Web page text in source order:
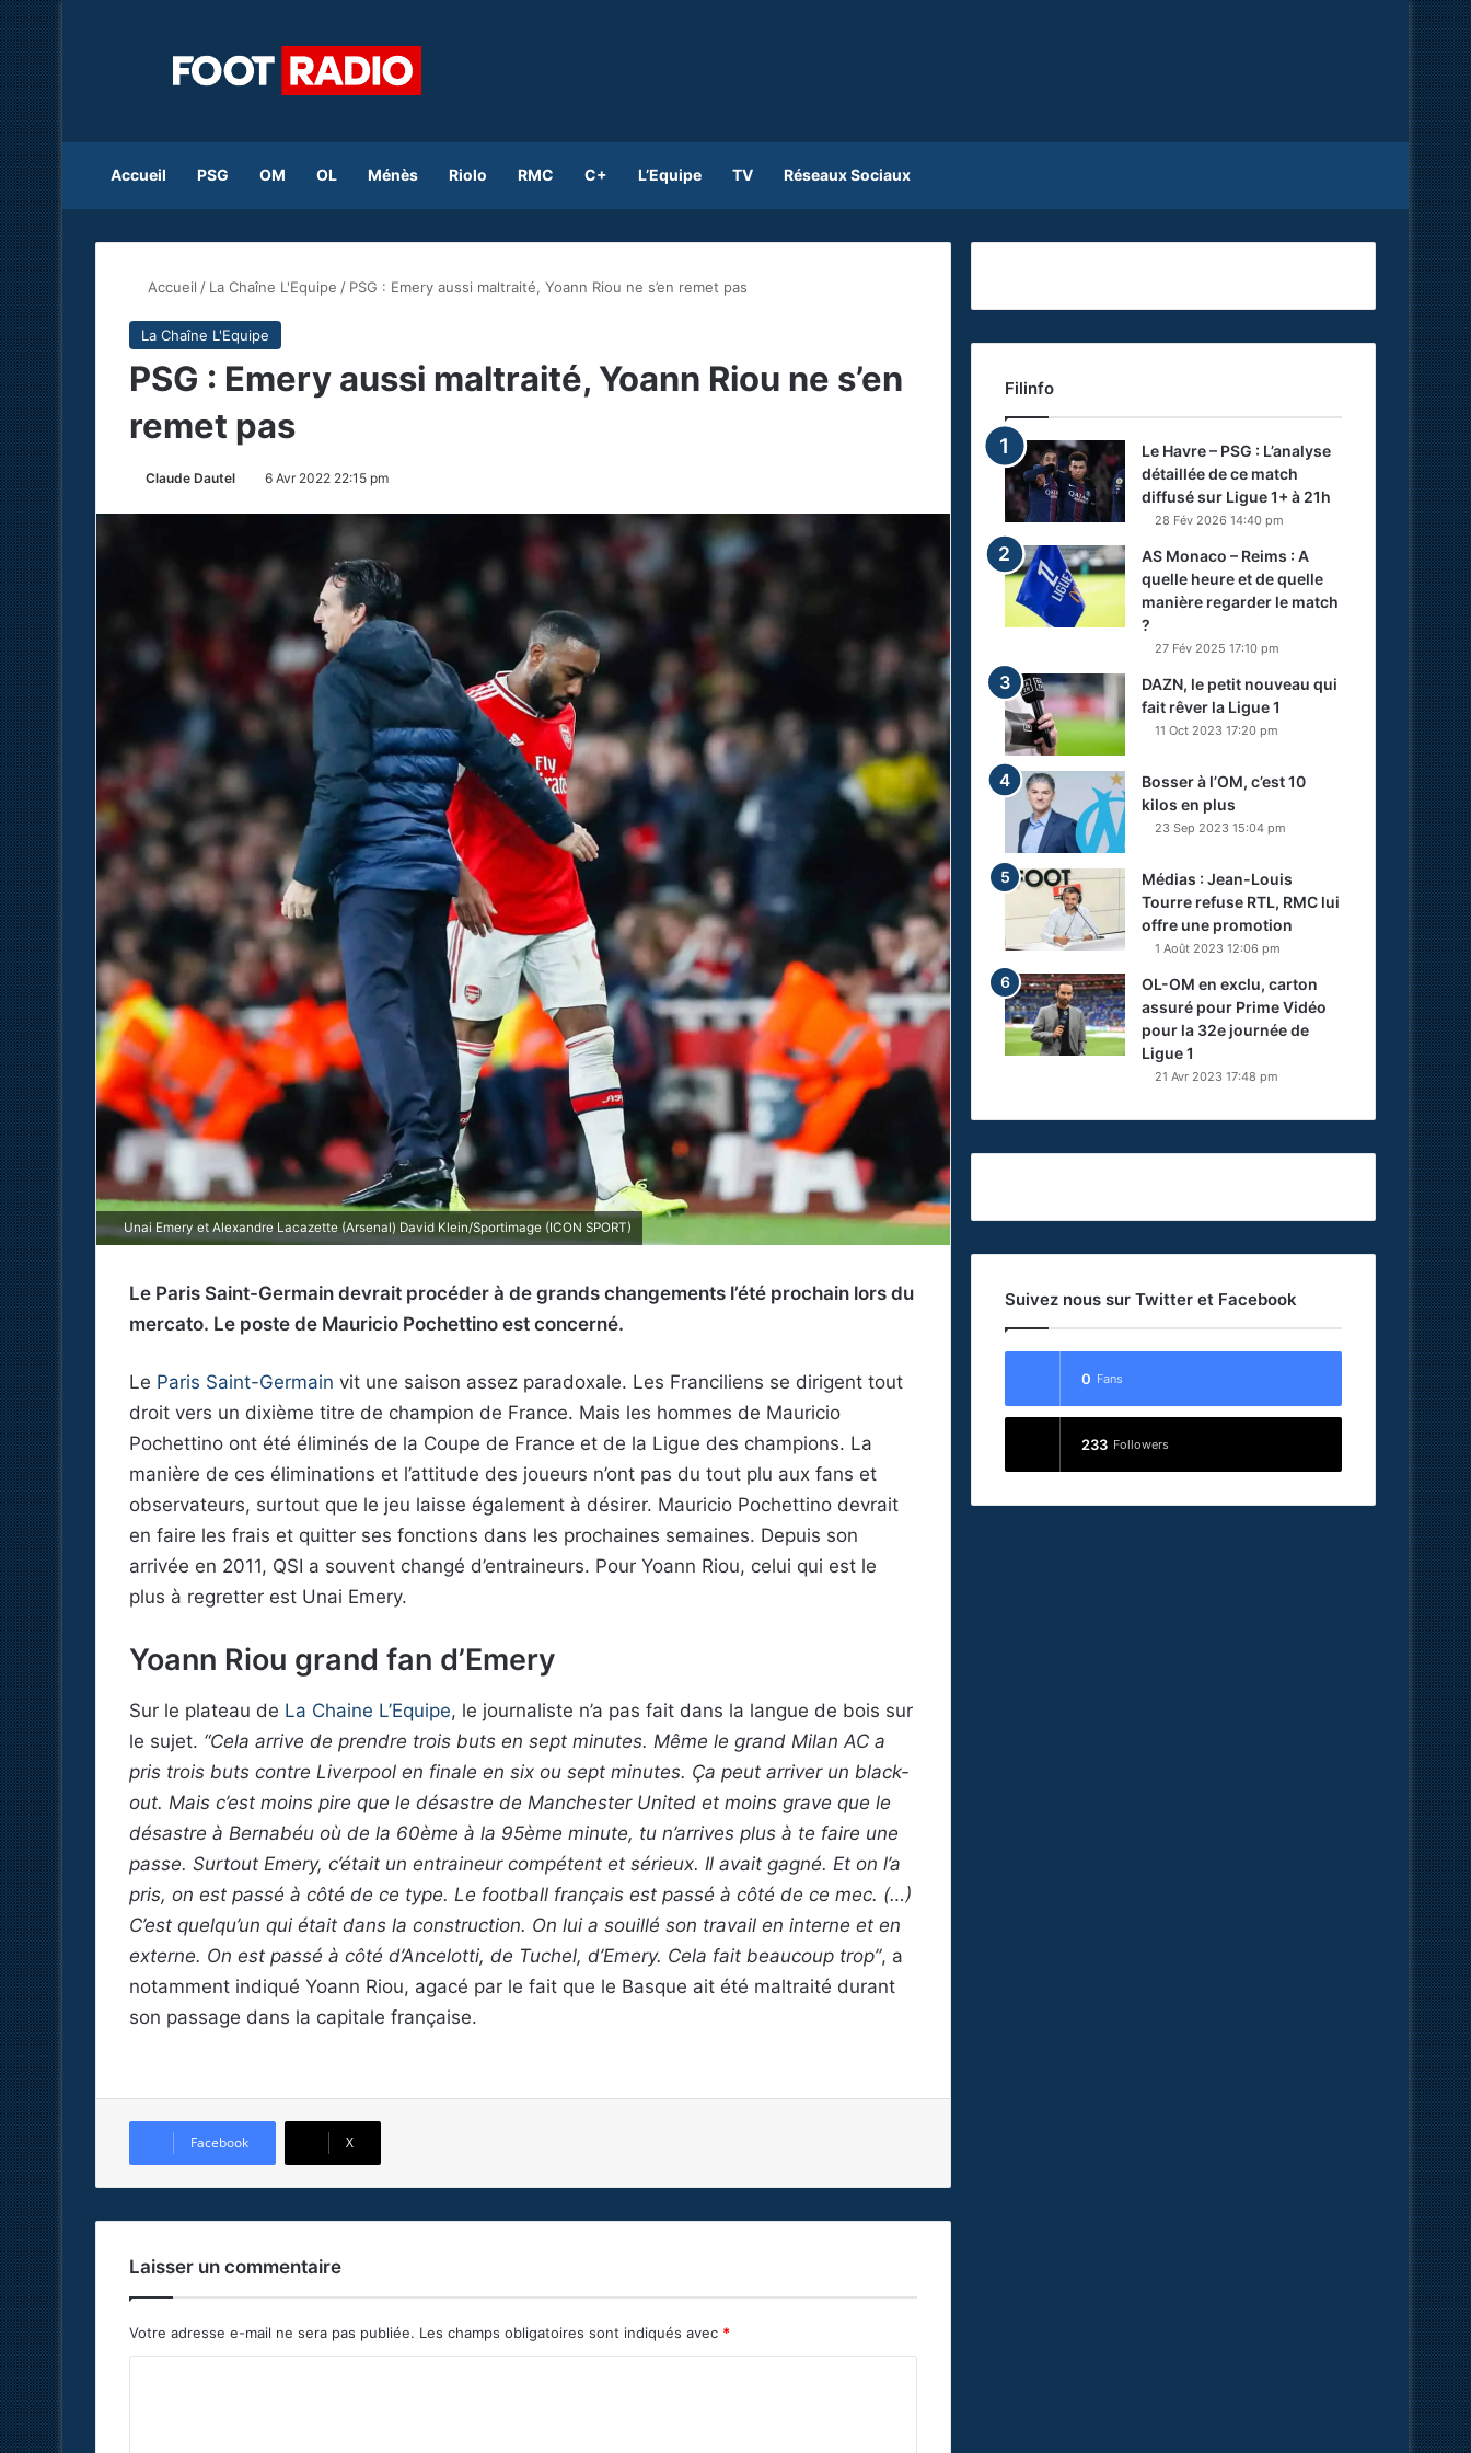
Accueil PSG OM OL Ménès Riolo RMC C+ L’Equipe TV Réseaux Sociaux
Accueil / La Chaîne L'Equipe / PSG : Emery aussi maltraité, Yoann Riou ne s’en remet pas
La Chaîne L'Equipe
PSG : Emery aussi maltraité, Yoann Riou ne s’en
remet pas
Claude Dautel 6 Avr 2022 22:15 pm
Unai Emery et Alexandre Lacazette (Arsenal) David Klein/Sportimage (ICON SPORT)
Le Paris Saint-Germain devrait procéder à de grands changements l’été prochain lors du
mercato. Le poste de Mauricio Pochettino est concerné.
Le Paris Saint-Germain vit une saison assez paradoxale. Les Franciliens se dirigent tout
droit vers un dixième titre de champion de France. Mais les hommes de Mauricio
Pochettino ont été éliminés de la Coupe de France et de la Ligue des champions. La
manière de ces éliminations et l’attitude des joueurs n’ont pas du tout plu aux fans et
observateurs, surtout que le jeu laisse également à désirer. Mauricio Pochettino devrait
en faire les frais et quitter ses fonctions dans les prochaines semaines. Depuis son
arrivée en 2011, QSI a souvent changé d’entraineurs. Pour Yoann Riou, celui qui est le
plus à regretter est Unai Emery.
Yoann Riou grand fan d’Emery
Sur le plateau de La Chaine L’Equipe, le journaliste n’a pas fait dans la langue de bois sur
le sujet. “Cela arrive de prendre trois buts en sept minutes. Même le grand Milan AC a
pris trois buts contre Liverpool en finale en six ou sept minutes. Ça peut arriver un black-
out. Mais c’est moins pire que le désastre de Manchester United et moins grave que le
désastre à Bernabéu où de la 60ème à la 95ème minute, tu n’arrives plus à te faire une
passe. Surtout Emery, c’était un entraineur compétent et sérieux. Il avait gagné. Et on l’a
pris, on est passé à côté de ce type. Le football français est passé à côté de ce mec. (…)
C’est quelqu’un qui était dans la construction. On lui a souillé son travail en interne et en
externe. On est passé à côté d’Ancelotti, de Tuchel, d’Emery. Cela fait beaucoup trop”, a
notamment indiqué Yoann Riou, agacé par le fait que le Basque ait été maltraité durant
son passage dans la capitale française.
Facebook X
Laisser un commentaire
Votre adresse e-mail ne sera pas publiée. Les champs obligatoires sont indiqués avec *
Filinfo
Le Havre – PSG : L’analyse
détaillée de ce match
diffusé sur Ligue 1+ à 21h
28 Fév 2026 14:40 pm
AS Monaco – Reims : A
quelle heure et de quelle
manière regarder le match
?
27 Fév 2025 17:10 pm
DAZN, le petit nouveau qui
fait rêver la Ligue 1
11 Oct 2023 17:20 pm
Bosser à l’OM, c’est 10
kilos en plus
23 Sep 2023 15:04 pm
Médias : Jean-Louis
Tourre refuse RTL, RMC lui
offre une promotion
1 Août 2023 12:06 pm
OL-OM en exclu, carton
assuré pour Prime Vidéo
pour la 32e journée de
Ligue 1
21 Avr 2023 17:48 pm
Suivez nous sur Twitter et Facebook
0 Fans
233 Followers